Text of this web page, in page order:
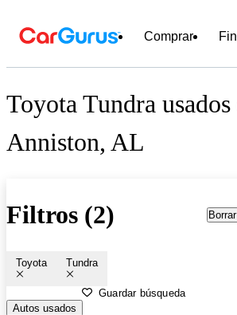
Comprar
Toyota Tundra
Anniston, AL
Filtros (2)
Toyota Tundra
Guardar búsqueda
Autos usados